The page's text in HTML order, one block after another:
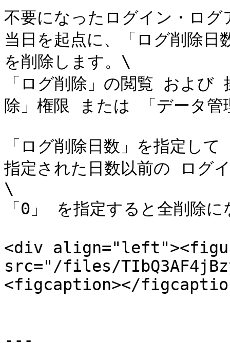
不要になったログイン・ロ
当日を起点に、「ログ削除日
を削除します。\
「ログ削除」の閲覧 および
除」権限 または 「データ管
「ログ削除日数」を指定し
指定された日数以前の ログ
\
「0」 を指定すると全削除
<div
src="/files/
<figcaption></